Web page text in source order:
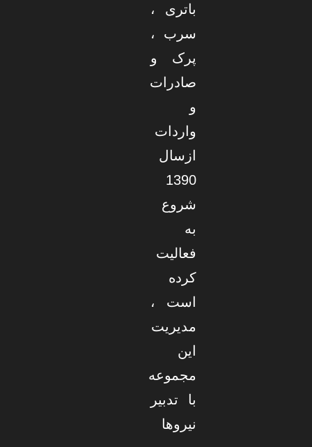
باتری ،
سرب ،
پرک و
صادرات
و
واردات
ازسال
1390
شروع
به
فعالیت
کرده
است ،
مدیریت
این
مجموعه
با تدبیر
نیروها